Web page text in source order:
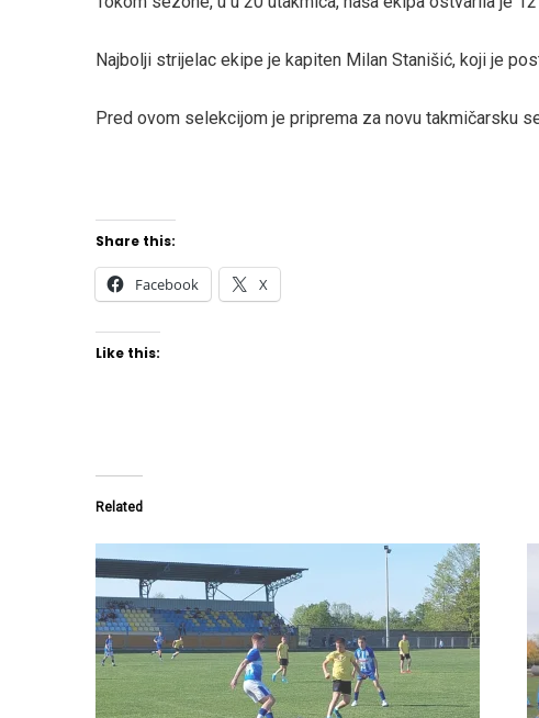
Najbolji strijelac ekipe je kapiten Milan Stanišić, koji je
Pred ovom selekcijom je priprema za novu takmičarsku
Share this:
Facebook X
Like this:
Related